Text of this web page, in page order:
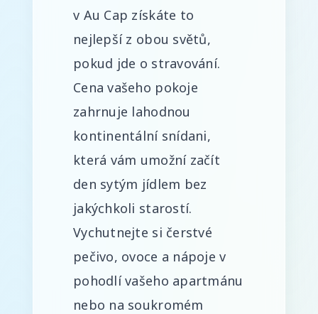
v Au Cap získáte to
nejlepší z obou světů,
pokud jde o stravování.
Cena vašeho pokoje
zahrnuje lahodnou
kontinentální snídani,
která vám umožní začít
den sytým jídlem bez
jakýchkoli starostí.
Vychutnejte si čerstvé
pečivo, ovoce a nápoje v
pohodlí vašeho apartmánu
nebo na soukromém